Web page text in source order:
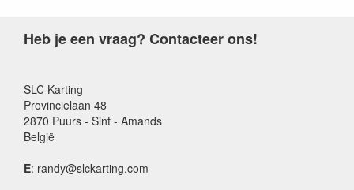
Heb je een vraag? Contacteer ons!
SLC Karting
Provincielaan 48
2870 Puurs - Sint - Amands
België
E: randy@slckarting.com